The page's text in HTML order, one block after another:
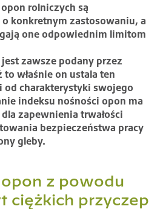
rolniczych są
konkretnym zastosowaniu, a
one odpowiednim limitom
zawsze podany przez
właśnie on ustala ten
od charakterystyki swojego
indeksu nośności opon ma
zapewnienia trwałości
bezpieczeństwa pracy
gleby.
z powodu
ciężkich przyczep